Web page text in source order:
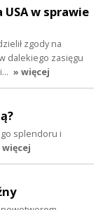
USA w sprawie
zgody na
dalekiego zasięgu
» więcej
splendoru i
więcej